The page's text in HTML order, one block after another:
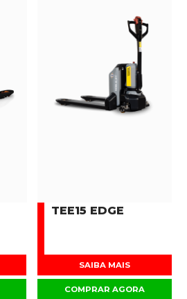
TEE15 EDGE
SAIBA MAIS
COMPRAR AGORA